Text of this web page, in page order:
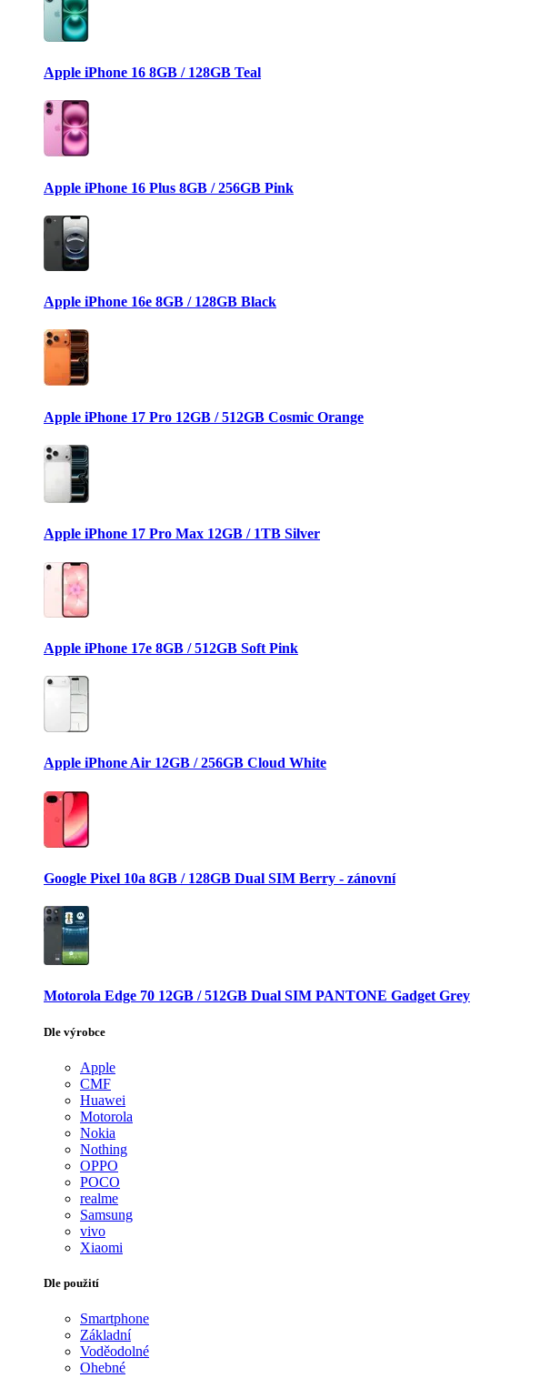
Apple iPhone 16 8GB / 128GB Teal
Apple iPhone 16 Plus 8GB / 256GB Pink
Apple iPhone 16e 8GB / 128GB Black
Apple iPhone 17 Pro 12GB / 512GB Cosmic Orange
Apple iPhone 17 Pro Max 12GB / 1TB Silver
Apple iPhone 17e 8GB / 512GB Soft Pink
Apple iPhone Air 12GB / 256GB Cloud White
Google Pixel 10a 8GB / 128GB Dual SIM Berry - zánovní
Motorola Edge 70 12GB / 512GB Dual SIM PANTONE Gadget Grey
Dle výrobce
Apple
CMF
Huawei
Motorola
Nokia
Nothing
OPPO
POCO
realme
Samsung
vivo
Xiaomi
Dle použití
Smartphone
Základní
Voděodolné
Ohebné